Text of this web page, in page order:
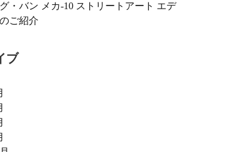
・バン メカ-10 ストリートアート エデ
ご紹介
ブ